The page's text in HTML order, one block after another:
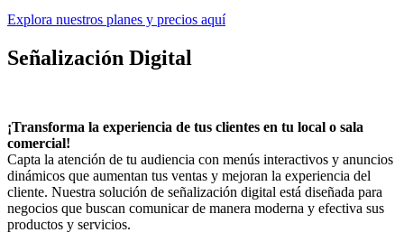
Explora nuestros planes y precios aquí
Señalización Digital
¡Transforma la experiencia de tus clientes en tu local o sala
comercial!
Capta la atención de tu audiencia con menús interactivos y anuncios
dinámicos que aumentan tus ventas y mejoran la experiencia del
cliente. Nuestra solución de señalización digital está diseñada para
negocios que buscan comunicar de manera moderna y efectiva sus
productos y servicios.